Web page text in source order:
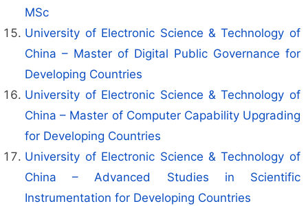
MSc
University of Electronic Science & Technology of
China – Master of Digital Public Governance for
Developing Countries
University of Electronic Science & Technology of
China – Master of Computer Capability Upgrading
for Developing Countries
University of Electronic Science & Technology of
China – Advanced Studies in Scientific
Instrumentation for Developing Countries